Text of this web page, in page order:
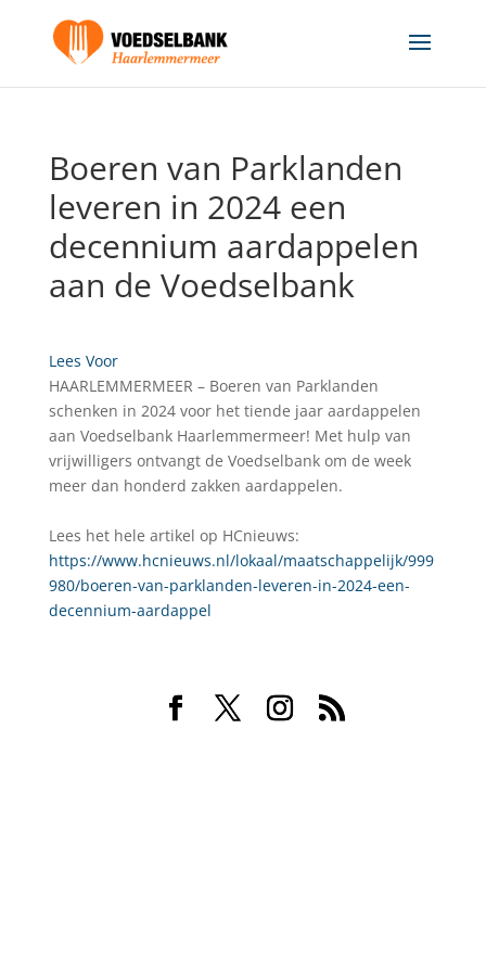
Boeren van Parklanden
leveren in 2024 een
decennium aardappelen
aan de Voedselbank
Lees Voor
HAARLEMMERMEER – Boeren van Parklanden
schenken in 2024 voor het tiende jaar aardappelen
aan Voedselbank Haarlemmermeer! Met hulp van
vrijwilligers ontvangt de Voedselbank om de week
meer dan honderd zakken aardappelen.
Lees het hele artikel op HCnieuws:
https://www.hcnieuws.nl/lokaal/maatschappelijk/999
980/boeren-van-parklanden-leveren-in-2024-een-
decennium-aardappel